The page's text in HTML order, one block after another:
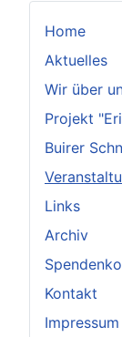
Home
Aktuelles
Wir über
Projekt
Buirer
Links
Archiv
Kontakt